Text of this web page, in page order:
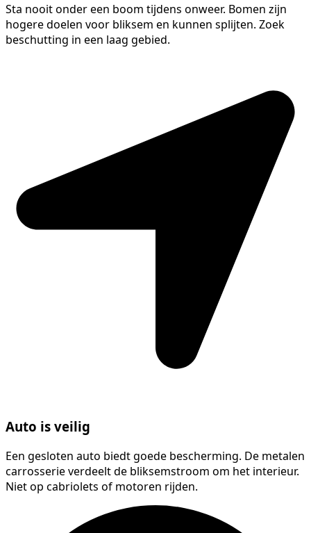
Sta nooit onder een boom tijdens onweer. Bomen zijn
hogere doelen voor bliksem en kunnen splijten. Zoek
beschutting in een laag gebied.
Auto is veilig
Een gesloten auto biedt goede bescherming. De metalen
carrosserie verdeelt de bliksemstroom om het interieur.
Niet op cabriolets of motoren rijden.